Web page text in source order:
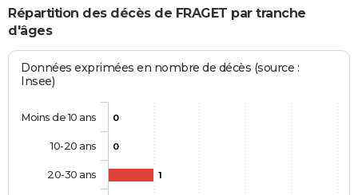
Répartition des décès de FRAGET par tranche
d'âges
Données exprimées en nombre de décès (source :
Insee)
0
0
1
Moins de 10 ans
10-20 ans
20-30 ans